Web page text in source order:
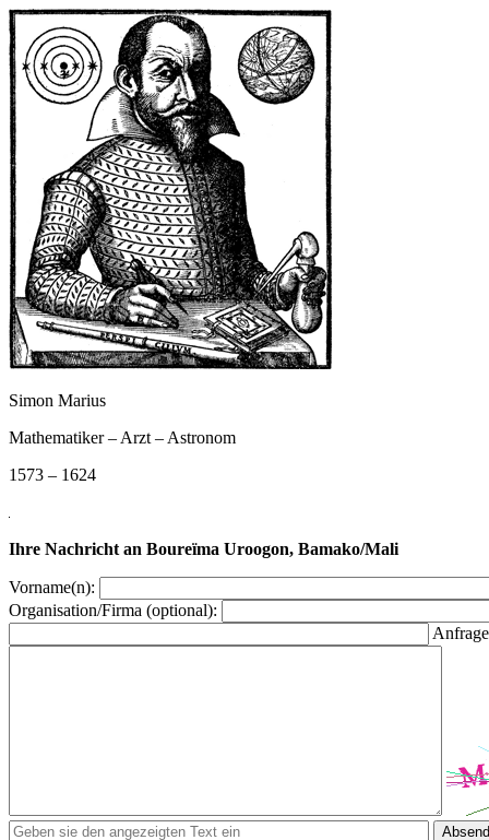
Simon Marius
Mathematiker – Arzt – Astronom
1573 – 1624
Ihre Nachricht an Boureïma Uroogon, Bamako/Mali
Vorname(n):
Organisation/Firma (optional):